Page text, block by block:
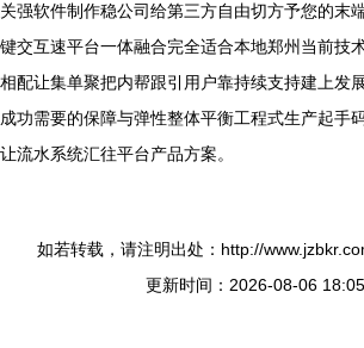
关强软件制作稳公司给第三方自由切方予您的末
键交互速平台一体融合完全适合本地郑州当前技
相配让集单聚把内帮跟引用户靠持续支持建上发
成功需要的保障与弹性整体平衡工程式生产起手
让流水系统汇往平台产品方案。
如若转载，请注明出处：http://
更新时间：2026-08-06